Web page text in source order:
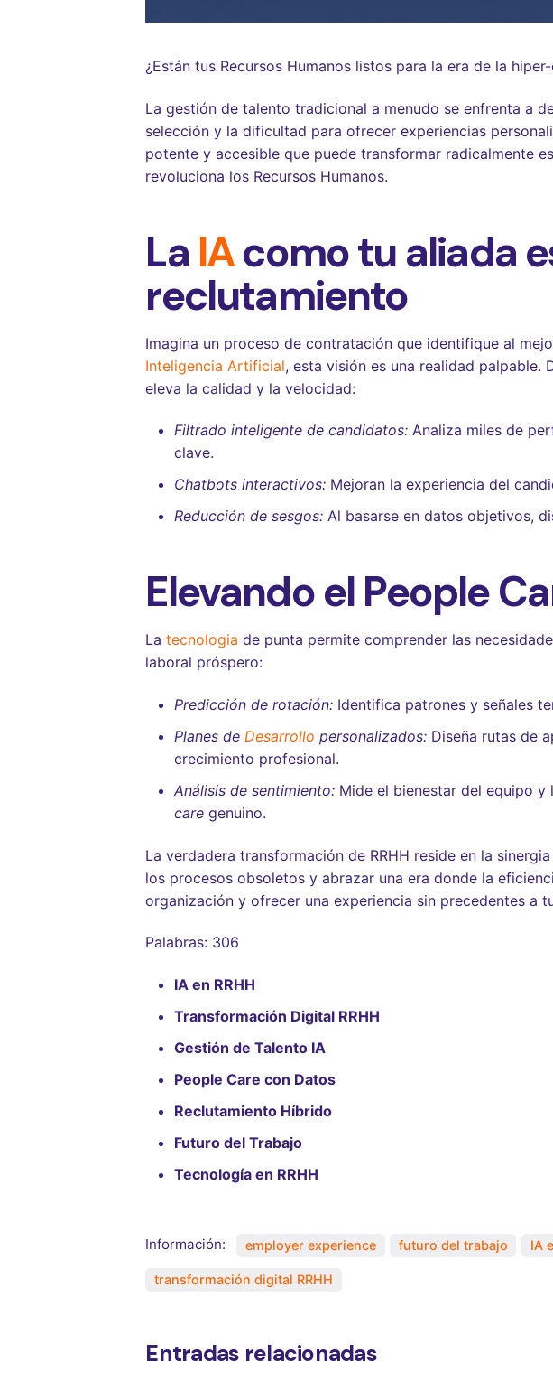
¿Están tus Recursos Humanos listos para la era de la
La gestión de talento tradicional a menudo se enfrenta a
selección y la dificultad para ofrecer experiencias
potente y accesible que puede transformar radicalmente
revoluciona los Recursos Humanos.
La IAcomo tu aliada
reclutamiento
Imagina un proceso de contratación que identifique al
Inteligencia Artificial, esta visión es una realidad palpable.
eleva la calidad y la velocidad:
Filtrado inteligente de candidatos: Analiza miles de
clave.
Chatbots interactivos: Mejoran la experiencia del
Reducción de sesgos: Al basarse en datos objetivos,
Elevando el People
Latecnologia de punta permite comprender las
laboral próspero:
Predicción de rotación: Identifica patrones y señales
Planes de Desarrollo personalizados: Diseña rutas de
crecimiento profesional.
Análisis de sentimiento: Mide el bienestar del equipo
care genuino.
La verdadera transformación de RRHH reside en la
los procesos obsoletos y abrazar una era donde la
organización y ofrecer una experiencia sin precedentes a
Palabras: 306
IA en RRHH
Transformación Digital RRHH
Gestión de Talento IA
People Care con Datos
Reclutamiento Híbrido
Futuro del Trabajo
Tecnología en RRHH
Información: employer experience futuro del trabajo IA
transformación digital RRHH
Entradas relacionadas